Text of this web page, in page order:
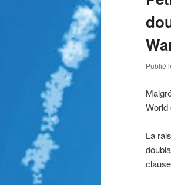
Publié
World
La